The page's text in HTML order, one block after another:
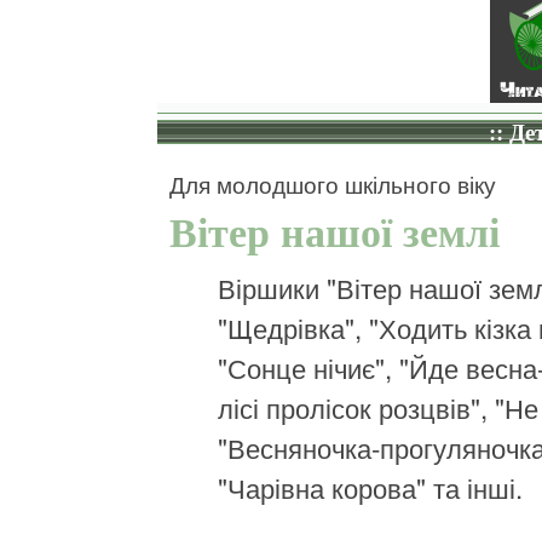
::
Для молодшого шкільного віку
Вітер нашої землі
Віршики "Вітер нашої
"Щедрівка", "Ходить
"Сонце нічиє", "Йде
лісі пролісок розцвів",
"Весняночка-
"Чарівна корова" та інші.